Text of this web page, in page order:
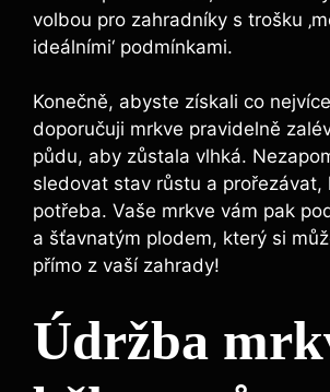
volbou pro zahradníky s trošku
ideálními‘ podmínkami.
Konečně, abyste získali co
doporučuji mrkve pravidelně
půdu, aby zůstala vlhká.
sledovat stav růstu a prořezávat,
potřeba. Vaše mrkve vám pak
a šťavnatým plodem, který si
přímo z vaší zahrady!
Údržba